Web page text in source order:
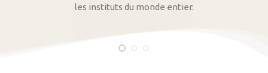
les instituts du monde entier.